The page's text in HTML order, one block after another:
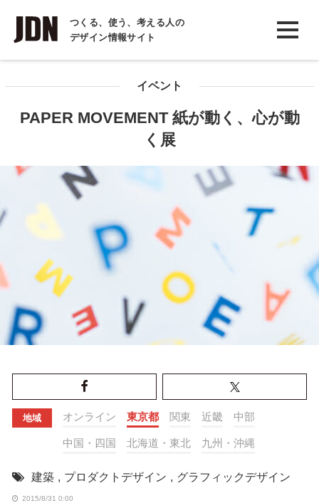
つくる、使う、考える人の
デザイン情報サイト
INTERVIEW
インタビュー
イベント
PAPER MOVEMENT 紙が動く、心が動
く展
地域 オンライン 東京都 関東 近畿 中部
中国・四国 北海道・東北 九州・沖縄
建築 , プロダクトデザイン , グラフィックデザイン
2015/8/31 0:00